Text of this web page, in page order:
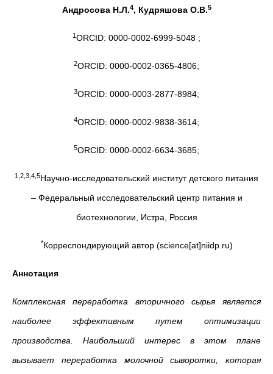
Андросова Н.Л.4, Кудряшова О.В.5
1ORCID: 0000-0002-6999-5048 ;
2ORCID: 0000-0002-0365-4806;
3ORCID: 0000-0003-2877-8984;
4ORCID: 0000-0002-9838-3614;
5ORCID: 0000-0002-6634-3685;
1,2,3,4,5Научно-исследовательский институт детского питания
– Федеральный исследовательский центр питания и
биотехнологии, Истра, Россия
*Корреспондирующий автор (science[at]niidp.ru)
Аннотация
Комплексная переработка вторичного сырья является
наиболее эффективным путем оптимизации
производства. Наибольший интерес в этом плане
вызывает переработка молочной сыворотки, которая